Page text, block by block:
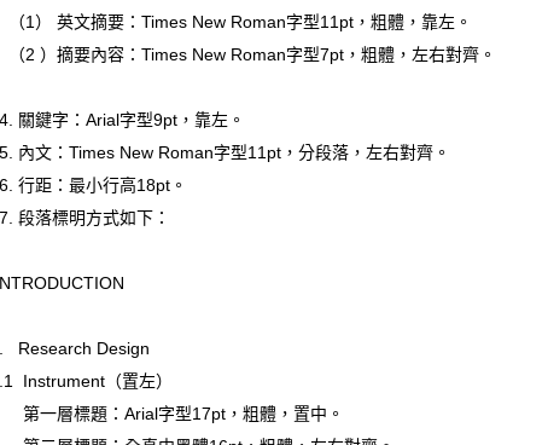
） 英文摘要：Times New Roman字型11pt，粗體，靠左。
）摘要內容：Times New Roman字型7pt，粗體，左右對齊。
關鍵字：Arial字型9pt，靠左。
內文：Times New Roman字型11pt，分段落，左右對齊。
行距：最小行高18pt。
段落標明方式如下：
Research Design
Instrument（置左）
一層標題：Arial字型17pt，粗體，置中。